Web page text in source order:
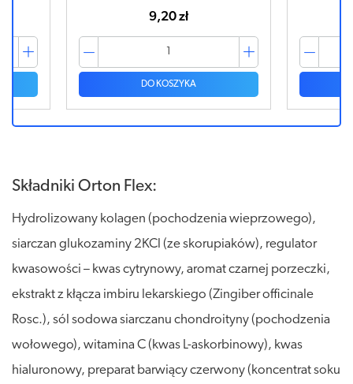
9,20 zł
DO KOSZYKA
Składniki Orton Flex:
Hydrolizowany kolagen (pochodzenia wieprzowego),
siarczan glukozaminy 2KCl (ze skorupiaków), regulator
kwasowości – kwas cytrynowy, aromat czarnej porzeczki,
ekstrakt z kłącza imbiru lekarskiego (Zingiber officinale
Rosc.), sól sodowa siarczanu chondroityny (pochodzenia
wołowego), witamina C (kwas L-askorbinowy), kwas
hialuronowy, preparat barwiący czerwony (koncentrat soku